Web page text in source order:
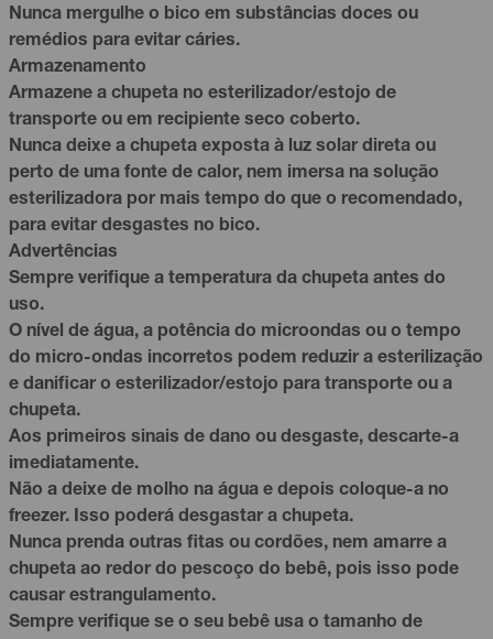
Nunca mergulhe o bico em substâncias doces ou
remédios para evitar cáries.
Armazenamento
Armazene a chupeta no esterilizador/estojo de
transporte ou em recipiente seco coberto.
Nunca deixe a chupeta exposta à luz solar direta ou
perto de uma fonte de calor, nem imersa na solução
esterilizadora por mais tempo do que o recomendado,
para evitar desgastes no bico.
Advertências
Sempre verifique a temperatura da chupeta antes do
uso.
O nível de água, a potência do microondas ou o tempo
do micro-ondas incorretos podem reduzir a esterilização
e danificar o esterilizador/estojo para transporte ou a
chupeta.
Aos primeiros sinais de dano ou desgaste, descarte-a
imediatamente.
Não a deixe de molho na água e depois coloque-a no
freezer. Isso poderá desgastar a chupeta.
Nunca prenda outras fitas ou cordões, nem amarre a
chupeta ao redor do pescoço do bebê, pois isso pode
causar estrangulamento.
Sempre verifique se o seu bebê usa o tamanho de